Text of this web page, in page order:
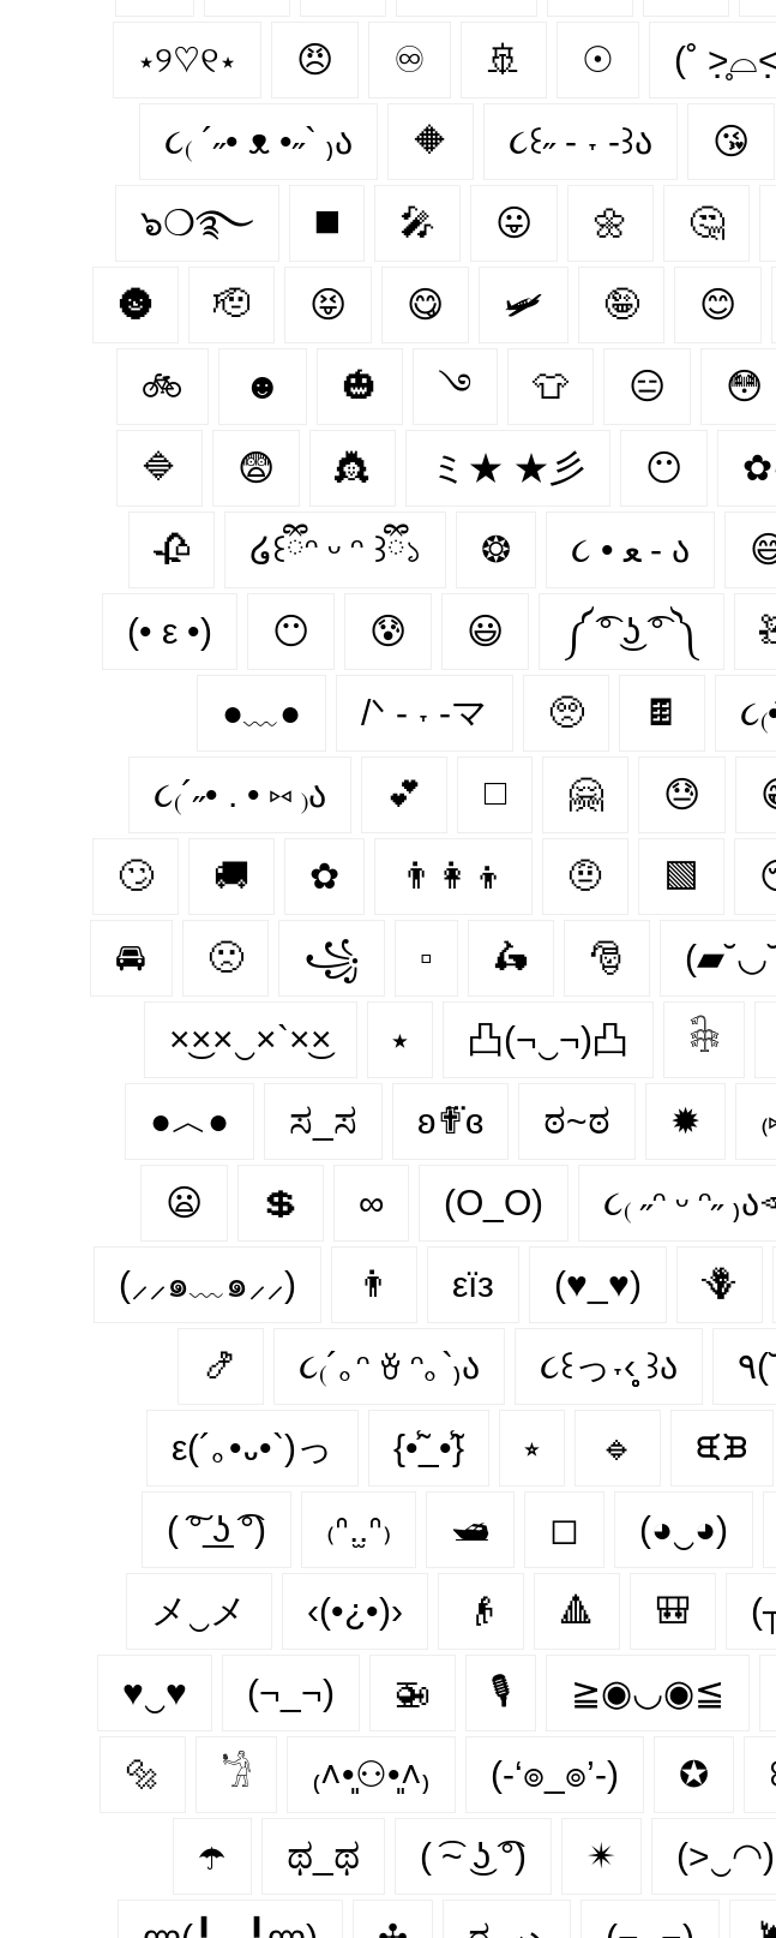
⋆୨♡୧⋆ 😠 ♾ 🚢 ☉ (˚
૮₍ ´˶• ᴥ •˶` ₎ა 🔶 ૮꒰˶ - ˕ -꒱ა 😘
๖❍࿐ ◼️ 🎤 😛 🌼 🤔
🌚 🫡 😝 😋 🛩 🤪 😊
🚲 ☻ 🎃 ࿓ 👕 😑 😳
🔷 😨 👸 ミ★ ★彡 😶‍
🥀 ໒꒰ྀིᵔ ᵕ ᵔ ꒱ྀི১ ❂ ૮ • ﻌ - ა⁩
(• ε •) 😶 😰 😃 ༼ ͡° ͜ʖ ͡° ༽
●﹏● /ᐠ - ˕ -マ 🥺 🍫
૮₍´˶• . • ⑅ ₎ა 💕 ◻️ 🤗 😓
🙄 🚚 ✿ 👨‍👩‍👦 🤨 🟩
🚘 🙁 ꧁ ▫ 🛵 🎅
×͜××‿×`×͜× ⭑ 凸(¬‿¬)凸 𓇗
●︿● ಸ_ಸ ʚ✟⃛ɞ ಠ~ಠ ✹
😦 💲 ∞ (O_O) ૮₍ ˶ᵔ ᵕ ᵔ˶
(⸝⸝๑﹏๑⸝⸝) 👨 εїз (♥_♥) 🪻
🍤 ૮₍´｡ᵔ ꈊ ᵔ｡`₎ა ૮꒰っ˕‹̥̥̥ ꒱ა
ε(´｡•᎑•`)っ {•̃̾_•̃̾} ⭒ 🔹 ᙙᙖ
( ͠° ͟ʖ ͡°) ₍ᐢ.̫.ᐢ₎ 🛥 ◻ (◕‿◕)
メ‿メ ‹(•¿•)› 👴 🔺 🎒
♥‿♥ (¬_¬) 🚁 🎙 ≧◉◡◉≦
🔩 𓁋 ₍˄•͈⚇•͈˄₎ (-‘๏_๏’-) ✪
☂️ ಥ_ಥ ( ͡~ ͜ʖ ͡°) ✴ (>‿◠)